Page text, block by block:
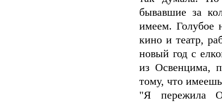
бывавшие за
имеем. Голубое
кино и театр,
новый год с
из Освенцима,
тому, что
"Я пережила